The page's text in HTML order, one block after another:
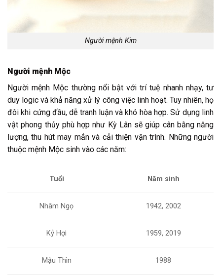
Người mệnh Kim
Người mệnh Mộc
Người mệnh Mộc thường nổi bật với trí tuệ nhanh nhạy, tư
duy logic và khả năng xử lý công việc linh hoạt. Tuy nhiên, họ
đôi khi cứng đầu, dễ tranh luận và khó hòa hợp. Sử dụng linh
vật phong thủy phù hợp như Kỳ Lân sẽ giúp cân bằng năng
lượng, thu hút may mắn và cải thiện vận trình. Những người
thuộc mệnh Mộc sinh vào các năm:
Tuổi Năm sinh
Nhâm Ngọ 1942, 2002
Kỷ Hợi 1959, 2019
Mậu Thìn 1988